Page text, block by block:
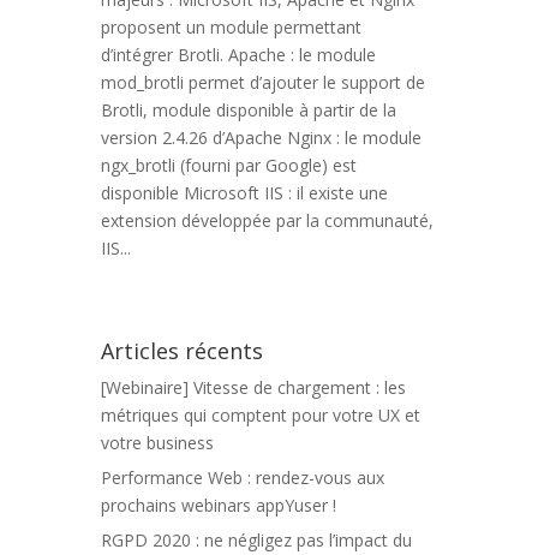
proposent un module permettant
d’intégrer Brotli. Apache : le module
mod_brotli permet d’ajouter le support de
Brotli, module disponible à partir de la
version 2.4.26 d’Apache Nginx : le module
ngx_brotli (fourni par Google) est
disponible Microsoft IIS : il existe une
extension développée par la communauté,
IIS...
Articles récents
[Webinaire] Vitesse de chargement : les
métriques qui comptent pour votre UX et
votre business
Performance Web : rendez-vous aux
prochains webinars appYuser !
RGPD 2020 : ne négligez pas l’impact du